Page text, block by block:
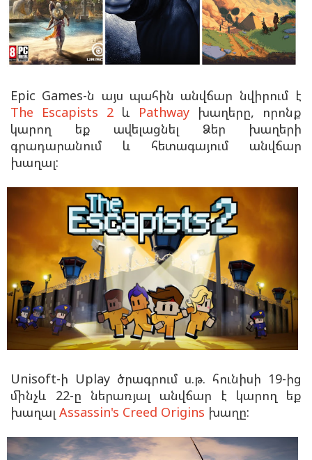
Epic Games-ն այս պահին անվճար նվիրում է
The Escapists 2 և Pathway խաղերը, որոնք
կարող եք ավելացնել Ձեր խաղերի
գրադարանում և հետագայում անվճար
խաղալ:
Unisoft-ի Uplay ծրագրում ս.թ. հունիսի 19-ից
մինչև 22-ը ներառյալ անվճար է կարող եք
խաղալ Assassin's Creed Origins խաղը: